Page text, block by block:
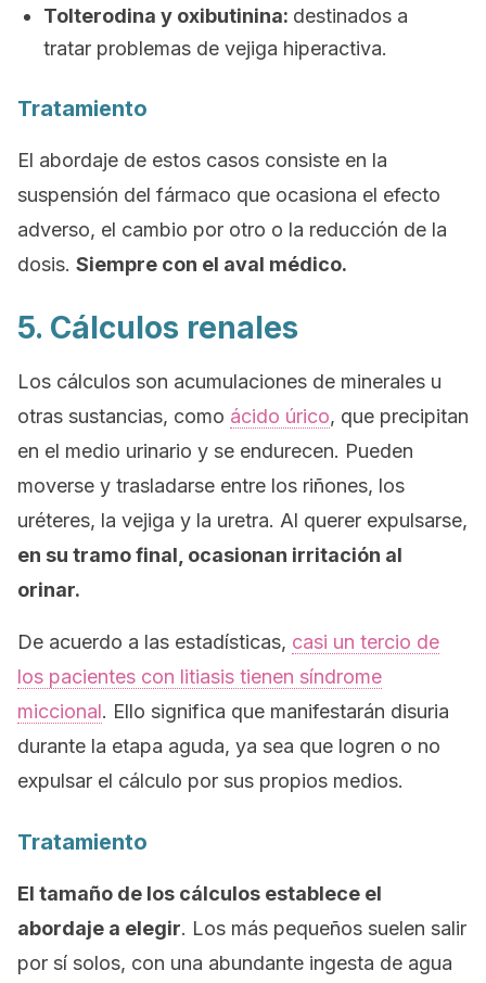
Tolterodina y oxibutinina: destinados a
tratar problemas de vejiga hiperactiva.
Tratamiento
El abordaje de estos casos consiste en la
suspensión del fármaco que ocasiona el efecto
adverso, el cambio por otro o la reducción de la
dosis. Siempre con el aval médico.
5. Cálculos renales
Los cálculos son acumulaciones de minerales u
otras sustancias, como ácido úrico, que precipitan
en el medio urinario y se endurecen. Pueden
moverse y trasladarse entre los riñones, los
uréteres, la vejiga y la uretra. Al querer expulsarse,
en su tramo final, ocasionan irritación al
orinar.
De acuerdo a las estadísticas, casi un tercio de
los pacientes con litiasis tienen síndrome
miccional. Ello significa que manifestarán disuria
durante la etapa aguda, ya sea que logren o no
expulsar el cálculo por sus propios medios.
Tratamiento
El tamaño de los cálculos establece el
abordaje a elegir. Los más pequeños suelen salir
por sí solos, con una abundante ingesta de agua